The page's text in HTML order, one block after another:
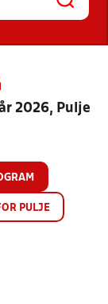
2026, Pulje
PULJE